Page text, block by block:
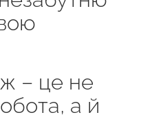
– це не
а й